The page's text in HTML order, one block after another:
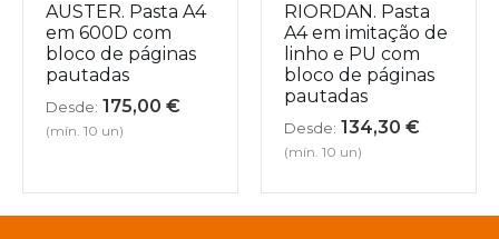
AUSTER. Pasta A4
em 600D com
bloco de páginas
pautadas
Desde: 175,00 €
(mín. 10 un)
RIORDAN. Pasta
A4 em imitação de
linho e PU com
bloco de páginas
pautadas
Desde: 134,30 €
(mín. 10 un)